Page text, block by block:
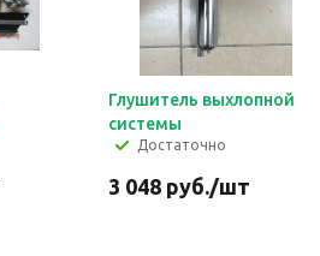
Глушитель выхлопной
системы
Достаточно
3 048руб./шт